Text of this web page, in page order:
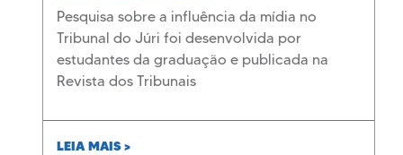
Pesquisa sobre a influência da mídia no
Tribunal do Júri foi desenvolvida por
estudantes da graduação e publicada na
Revista dos Tribunais
LEIA MAIS >